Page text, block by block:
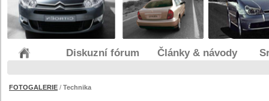
Diskuzní fórum Články & návody
FOTOGALERIE / Technika